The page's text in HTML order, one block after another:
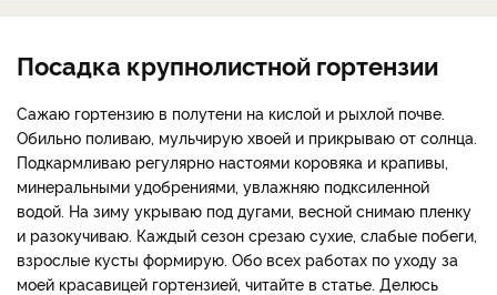
Посадка крупнолистной гортензии
Сажаю гортензию в полутени на кислой и рыхлой почве.
Обильно поливаю, мульчирую хвоей и прикрываю от солнца.
Подкармливаю регулярно настоями коровяка и крапивы,
минеральными удобрениями, увлажняю подксиленной
водой. На зиму укрываю под дугами, весной снимаю пленку
и разокучиваю. Каждый сезон срезаю сухие, слабые побеги,
взрослые кусты формирую. Обо всех работах по уходу за
моей красавицей гортензией, читайте в статье. Делюсь